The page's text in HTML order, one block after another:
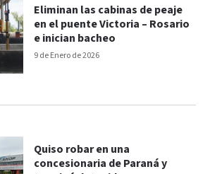
9 de Enero de 2026
Eliminan las cabinas de peaje
en el puente Victoria – Rosario
e inician bacheo
Quiso robar en una
concesionaria de Paraná y